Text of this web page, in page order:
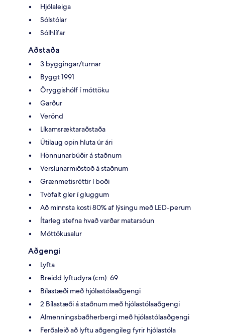
Hjólaleiga
Sólstólar
Sólhlífar
Aðstaða
3 byggingar/turnar
Byggt 1991
Öryggishólf í móttöku
Garður
Verönd
Líkamsræktaraðstaða
Útilaug opin hluta úr ári
Hönnunarbúðir á staðnum
Verslunarmiðstöð á staðnum
Grænmetisréttir í boði
Tvöfalt gler í gluggum
Að minnsta kosti 80% af lýsingu með LED-perum
Ítarleg stefna hvað varðar matarsóun
Móttökusalur
Aðgengi
Lyfta
Breidd lyftudyra (cm): 69
Bílastæði með hjólastólaaðgengi
2 Bílastæði á staðnum með hjólastólaaðgengi
Almenningsbaðherbergi með hjólastólaaðgengi
Ferðaleið að lyftu aðgengileg fyrir hjólastóla